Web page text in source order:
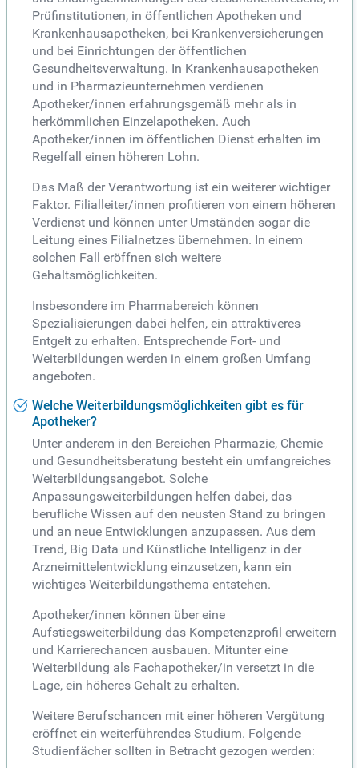
Prüfinstitutionen, in öffentlichen Apotheken und
Krankenhausapotheken, bei Krankenversicherungen
und bei Einrichtungen der öffentlichen
Gesundheitsverwaltung. In Krankenhausapotheken
und in Pharmazieunternehmen verdienen
Apotheker/innen erfahrungsgemäß mehr als in
herkömmlichen Einzelapotheken. Auch
Apotheker/innen im öffentlichen Dienst erhalten im
Regelfall einen höheren Lohn.
Das Maß der Verantwortung ist ein weiterer wichtiger
Faktor. Filialleiter/innen profitieren von einem höheren
Verdienst und können unter Umständen sogar die
Leitung eines Filialnetzes übernehmen. In einem
solchen Fall eröffnen sich weitere
Gehaltsmöglichkeiten.
Insbesondere im Pharmabereich können
Spezialisierungen dabei helfen, ein attraktiveres
Entgelt zu erhalten. Entsprechende Fort- und
Weiterbildungen werden in einem großen Umfang
angeboten.
Welche Weiterbildungsmöglichkeiten gibt es für
Apotheker?
Unter anderem in den Bereichen Pharmazie, Chemie
und Gesundheitsberatung besteht ein umfangreiches
Weiterbildungsangebot. Solche
Anpassungsweiterbildungen helfen dabei, das
berufliche Wissen auf den neusten Stand zu bringen
und an neue Entwicklungen anzupassen. Aus dem
Trend, Big Data und Künstliche Intelligenz in der
Arzneimittelentwicklung einzusetzen, kann ein
wichtiges Weiterbildungsthema entstehen.
Apotheker/innen können über eine
Aufstiegsweiterbildung das Kompetenzprofil erweitern
und Karrierechancen ausbauen. Mitunter eine
Weiterbildung als Fachapotheker/in versetzt in die
Lage, ein höheres Gehalt zu erhalten.
Weitere Berufschancen mit einer höheren Vergütung
eröffnet ein weiterführendes Studium. Folgende
Studienfächer sollten in Betracht gezogen werden: